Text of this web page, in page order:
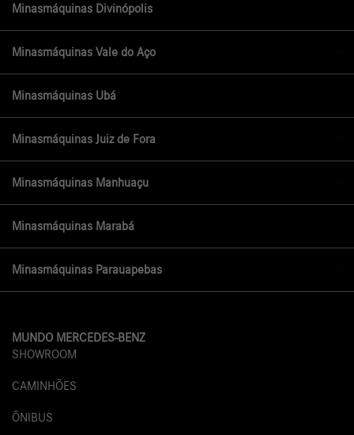
Minasmáquinas Divinópolis
Minasmáquinas Vale do Aço
Minasmáquinas Ubá
Minasmáquinas Juiz de Fora
Minasmáquinas Manhuaçu
Minasmáquinas Marabá
Minasmáquinas Parauapebas
MUNDO MERCEDES-BENZ
SHOWROOM
CAMINHÕES
ÔNIBUS